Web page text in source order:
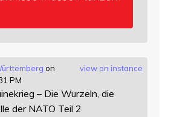
view on instance
on
PM
– Die Wurzeln, die
der NATO Teil 2